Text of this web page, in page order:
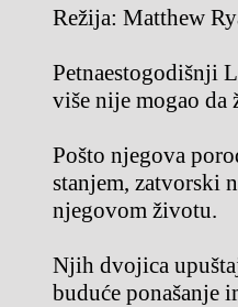
Režija: Matthew
Petnaestogodišnji
više nije mogao
Pošto njegova
stanjem, zatvorski
njegovom životu.
Njih dvojica
buduće ponašanje